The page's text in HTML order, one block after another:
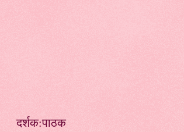
दर्शक:पाठक